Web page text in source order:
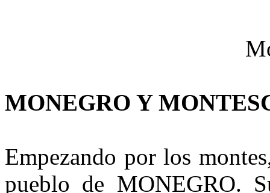
MONEGRO Y
Empezando por los
pueblo de MONEGRO.